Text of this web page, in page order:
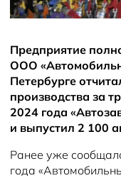
Предприятие
ООО
Петербурге
производства за
2024 года
и выпустил 2 100
Ранее уже
года